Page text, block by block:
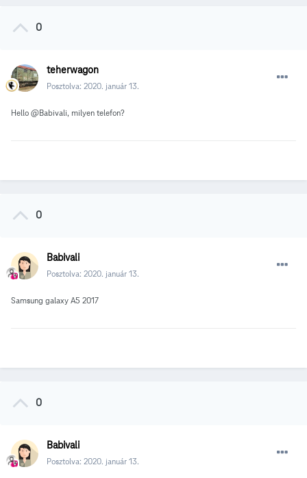
0
teherwagon
Posztolva: 2020. január 13.
Hello @Babivali, milyen telefon?
0
Babivali
Posztolva: 2020. január 13.
Samsung galaxy A5 2017
0
Babivali
Posztolva: 2020. január 13.